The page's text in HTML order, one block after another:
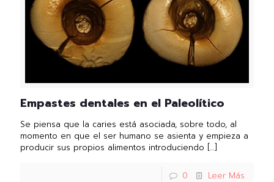
Empastes dentales en el Paleolítico
Se piensa que la caries está asociada, sobre todo, al
momento en que el ser humano se asienta y empieza a
producir sus propios alimentos introduciendo […]
0 Leer Más